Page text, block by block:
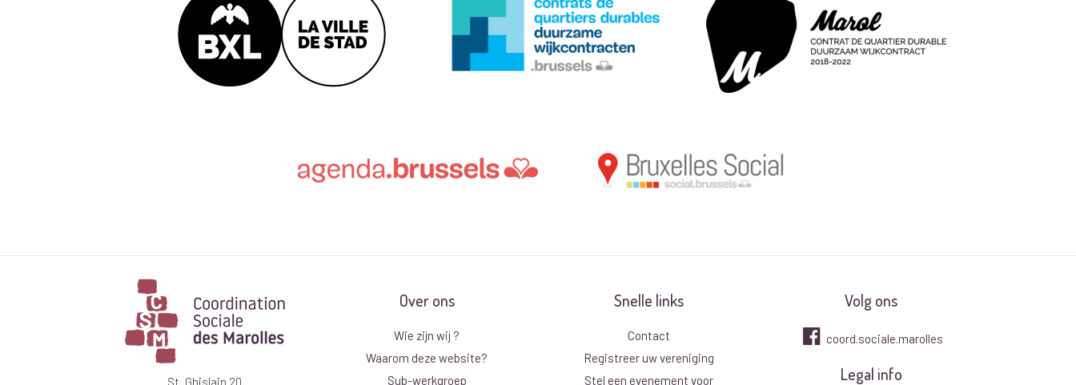
St. Ghislain 20
Over ons
Wie zijn wij ?
Waarom deze website?
Sub-werkgroep
Snelle links
Contact
Registreer uw vereniging
Stel een evenement voor
Volg ons
coord.sociale.marolles
Legal info